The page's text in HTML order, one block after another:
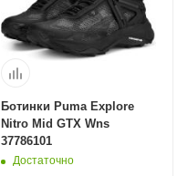
Ботинки Puma Explore
Nitro Mid GTX Wns
37786101
Достаточно